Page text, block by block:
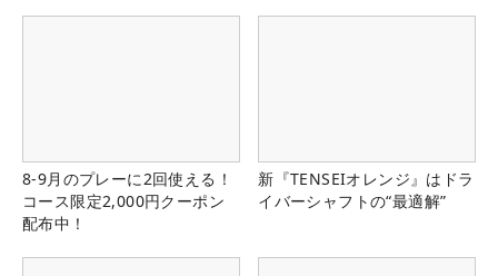
8-9月のプレーに2回使える！
コース限定2,000円クーポン
配布中！
新『TENSEIオレンジ』はドラ
イバーシャフトの“最適解”